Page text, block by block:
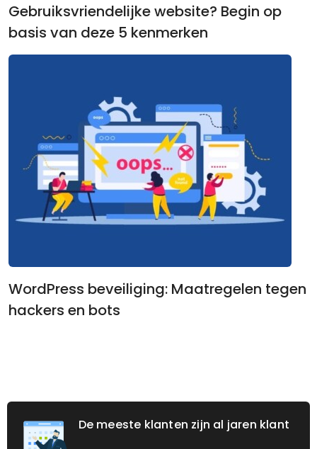
Gebruiksvriendelijke website? Begin op
basis van deze 5 kenmerken
WordPress beveiliging: Maatregelen tegen
hackers en bots
De meeste klanten zijn al jaren klant